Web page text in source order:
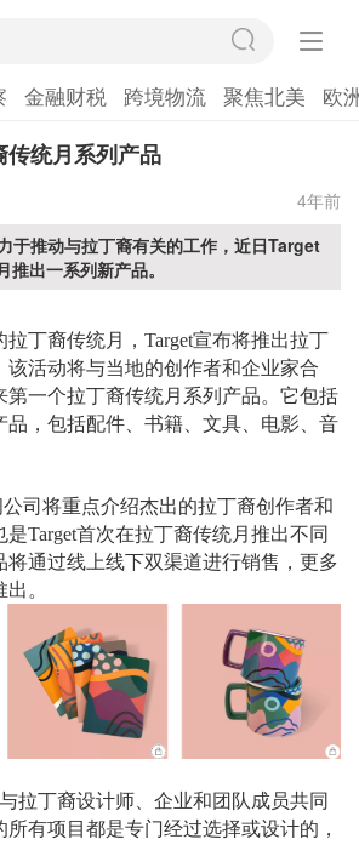
金融财税 跨境物流 聚焦北美 欧
统月系列产品
4年前
于推动与拉丁裔有关的工作，近日Target
出一系列新产品。
丁裔传统月， Target宣布将推出拉丁
该活动将与当地的创作者和企业家合
第一个拉丁裔传统月系列产品。它包括
品，包括配件、书籍、文具、电影、音
公司将重点介绍杰出的拉丁裔创作者和
Target首次在拉丁裔传统月推出不同
将通过线上线下双渠道进行销售，更多
。
拉丁裔设计师、企业和团队成员共同
有项目都是专门经过选择或设计的，